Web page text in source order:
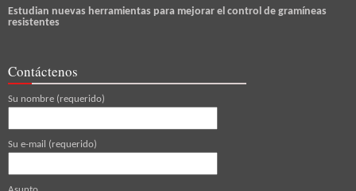
Estudian nuevas herramientas para mejorar el control de gramíneas
resistentes
Contáctenos
Su nombre (requerido)
Su e-mail (requerido)